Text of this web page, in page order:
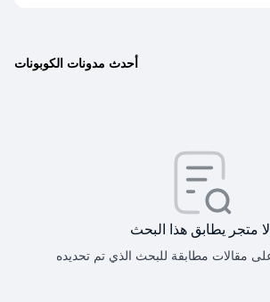
أحدث مدونات الكوبونات
لا متجر يطابق هذا البحث